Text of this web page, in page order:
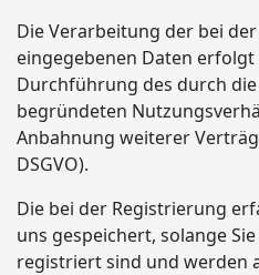
Die Verarbeitung der bei
eingegebenen Daten
Durchführung des durch
begründeten
Anbahnung weiterer
DSGVO).
Die bei der Registrierung
uns gespeichert, solange
registriert sind und werden